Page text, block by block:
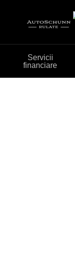
Servicii
financiare